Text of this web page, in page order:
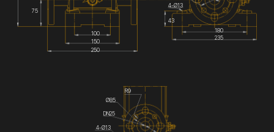
75
100
150
250
180
235
43
4-Ø13
DN25
R9
Ø85
4-Ø13